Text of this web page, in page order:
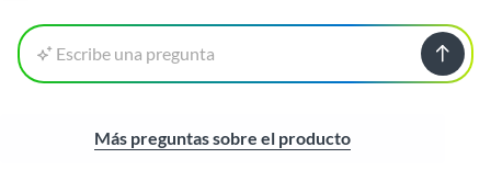
Escribe una pregunta
Más preguntas sobre el producto